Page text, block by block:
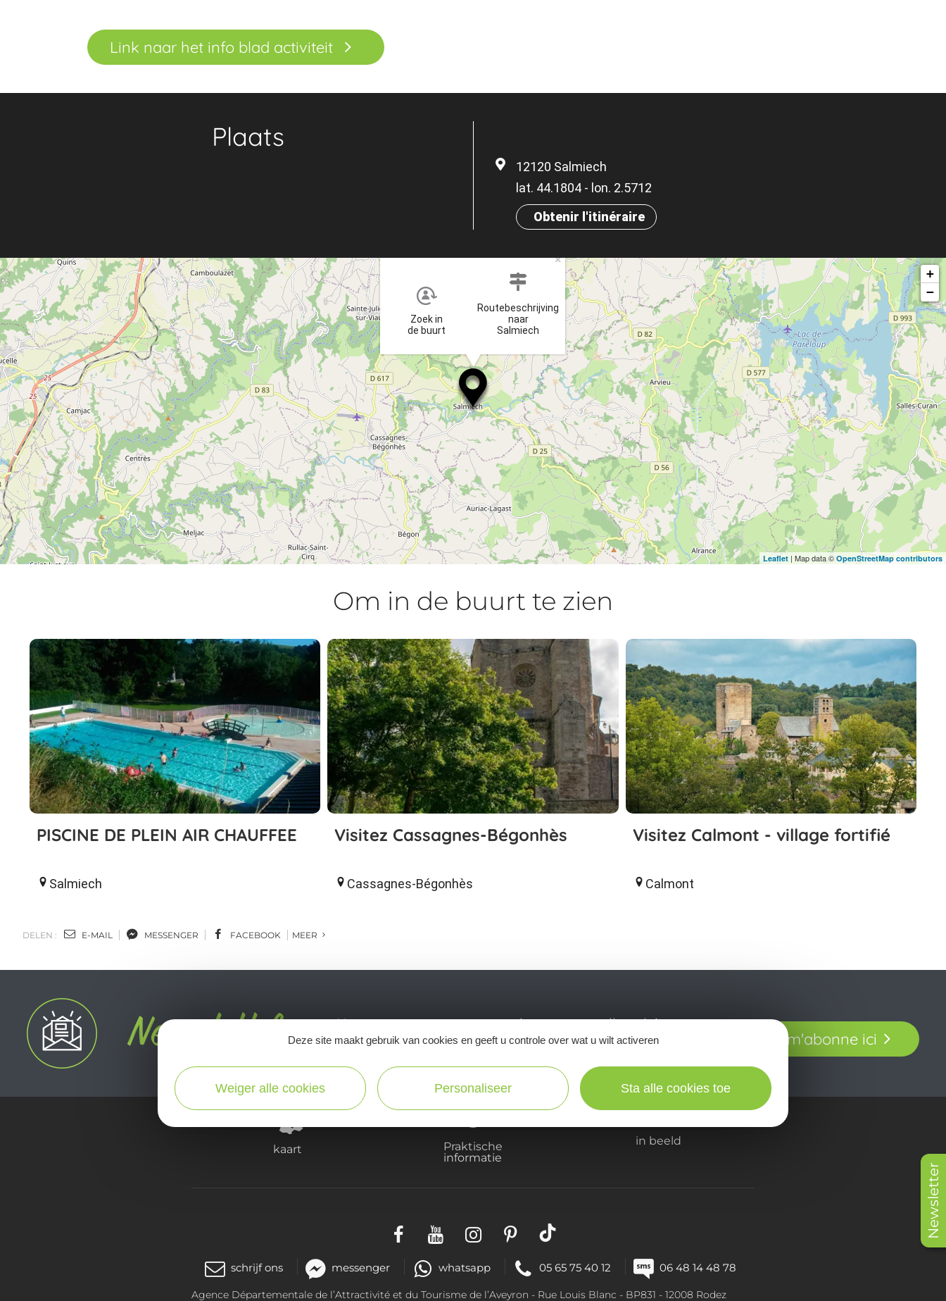
Newsletter
Link naar het info blad activiteit
Plaats
12120 Salmiech
lat. 44.1804 - lon. 2.5712
Obtenir l'itinéraire
Zoek in
de buurt
Routebeschrijving
naar
Salmiech
×
+
−
Leaflet | Map data © OpenStreetMap contributors
Om in de buurt te zien
PISCINE DE PLEIN AIR CHAUFFEE
Salmiech
Visitez Cassagnes-Bégonhès
Cassagnes-Bégonhès
Visitez Calmont - village fortifié
Calmont
DELEN : E-MAIL MESSENGER FACEBOOK MEER
Ne manquez pas notre newsletter mensuelle et laissez-vous
inspirer pour profiter pleinement de votre séjour en Aveyron.
Je m'abonne ici
kaart
Praktische
informatie
in beeld
schrijf ons messenger whatsapp 05 65 75 40 12 06 48 14 48 78
Agence Départementale de l’Attractivité et du Tourisme de l’Aveyron - Rue Louis Blanc - BP831 - 12008 Rodez
Deze site maakt gebruik van cookies en geeft u controle over wat u wilt activeren
Weiger alle cookies Personaliseer Sta alle cookies toe